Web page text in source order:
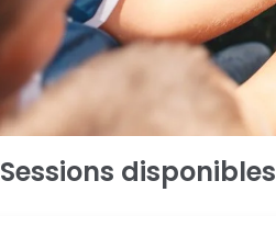
Sessions disponibles